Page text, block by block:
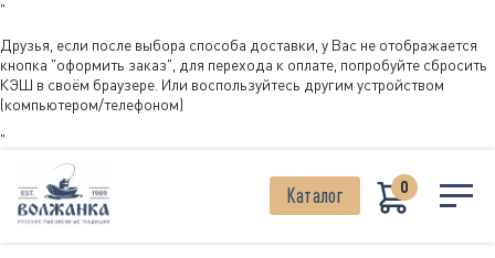
"
Друзья, если после выбора способа доставки, у Вас не отображается
кнопка "оформить заказ", для перехода к оплате, попробуйте сбросить
КЭШ в своём браузере. Или воспользуйтесь другим устройством
(компьютером/телефоном)
"
Каталог 0